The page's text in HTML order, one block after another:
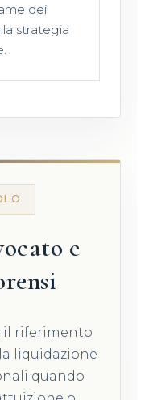
dei
strategia
e
il riferimento
liquidazione
quando